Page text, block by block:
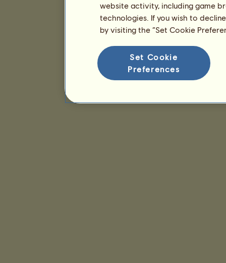
website activity, including game
technologies. If you wish to
by visiting the “Set Cookie
Set Cookie
Preferences